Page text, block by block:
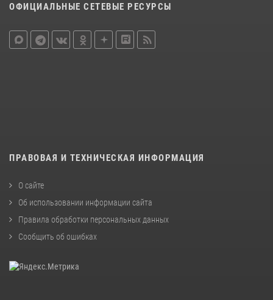
ОФИЦИАЛЬНЫЕ СЕТЕВЫЕ РЕСУРСЫ
ПРАВОВАЯ И ТЕХНИЧЕСКАЯ ИНФОРМАЦИЯ
О сайте
Об использовании информации сайта
Правила обработки персональных данных
Сообщить об ошибках